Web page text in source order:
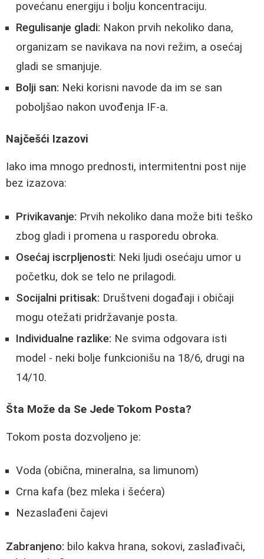
povećanu energiju i bolju koncentraciju.
Regulisanje gladi: Nakon prvih nekoliko dana,
organizam se navikava na novi režim, a osećaj
gladi se smanjuje.
Bolji san: Neki korisni navode da im se san
poboljšao nakon uvođenja IF-a.
Najčešći Izazovi
Iako ima mnogo prednosti, intermitentni post nije
bez izazova:
Privikavanje: Prvih nekoliko dana može biti teško
zbog gladi i promena u rasporedu obroka.
Osećaj iscrpljenosti: Neki ljudi osećaju umor u
početku, dok se telo ne prilagodi.
Socijalni pritisak: Društveni događaji i običaji
mogu otežati pridržavanje posta.
Individualne razlike: Ne svima odgovara isti
model - neki bolje funkcionišu na 18/6, drugi na
14/10.
Šta Može da Se Jede Tokom Posta?
Tokom posta dozvoljeno je:
Voda (obična, mineralna, sa limunom)
Crna kafa (bez mleka i šećera)
Nezaslađeni čajevi
Zabranjeno: bilo kakva hrana, sokovi, zaslađivači,